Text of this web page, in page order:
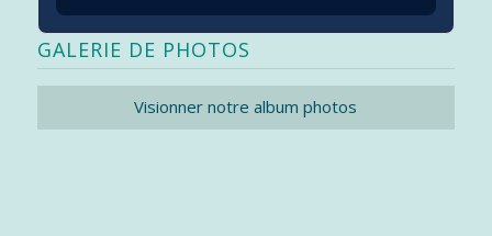
GALERIE DE PHOTOS
Visionner notre album photos